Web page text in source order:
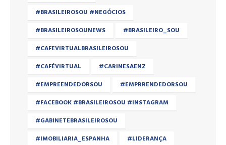
#BRASILEIROSOU #NEGÓCIOS
#BRASILEIROSOUNEWS
#BRASILEIRO_SOU
#CAFEVIRTUALBRASILEIROSOU
#CAFÉVIRTUAL
#CARINESAENZ
#EMPREENDEDORSOU
#EMPRRENDEDORSOU
#FACEBOOK #BRASILEIROSOU #INSTAGRAM
#GABINETEBRASILEIROSOU
#IMOBILIARIA_ESPANHA
#LIDERANÇA